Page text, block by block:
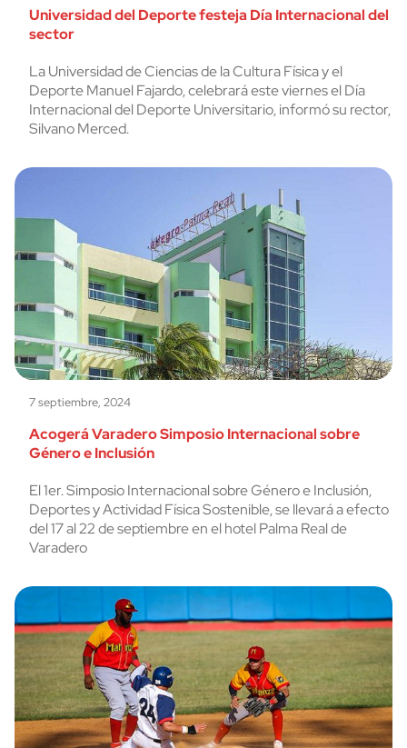
Universidad del Deporte festeja Día Internacional del
sector
La Universidad de Ciencias de la Cultura Física y el
Deporte Manuel Fajardo, celebrará este viernes el Día
Internacional del Deporte Universitario, informó su rector,
Silvano Merced.
7 septiembre, 2024
Acogerá Varadero Simposio Internacional sobre
Género e Inclusión
El 1er. Simposio Internacional sobre Género e Inclusión,
Deportes y Actividad Física Sostenible, se llevará a efecto
del 17 al 22 de septiembre en el hotel Palma Real de
Varadero